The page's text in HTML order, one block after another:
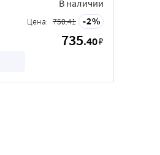
В наличии
Цена: 750.41 2
735.40₽